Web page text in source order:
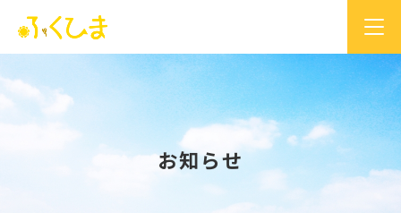
お知らせ